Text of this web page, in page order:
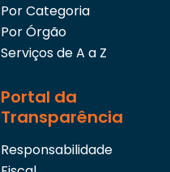
Por Categoria
Por Órgão
Serviços de A a Z
Portal da
Transparência
Responsabilidade